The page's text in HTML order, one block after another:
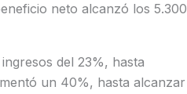
neto alcanzó los 5.300
del 23%, hasta
un 40%, hasta alcanzar